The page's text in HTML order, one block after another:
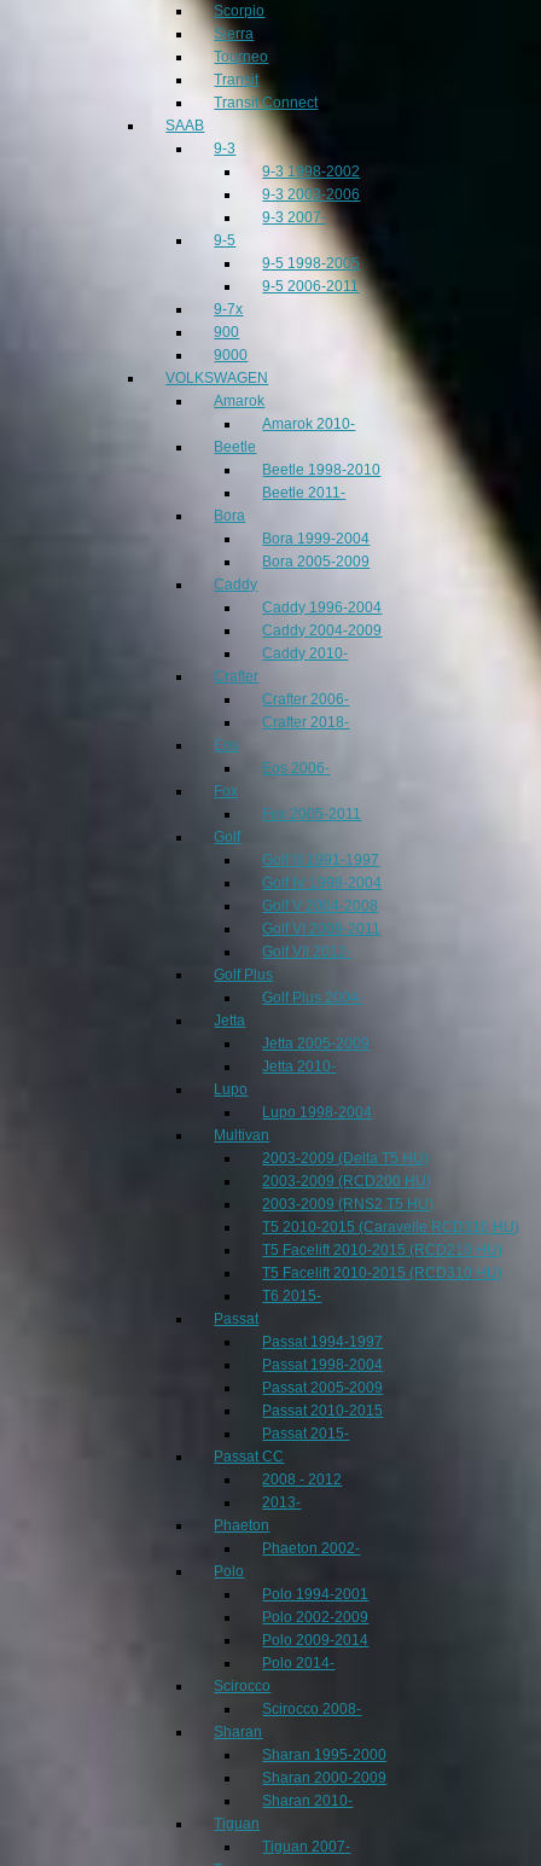
Scorpio
Sierra
Tourneo
Transit
Transit Connect
SAAB
9-3
9-3 1998-2002
9-3 2003-2006
9-3 2007-
9-5
9-5 1998-2005
9-5 2006-2011
9-7x
900
9000
VOLKSWAGEN
Amarok
Amarok 2010-
Beetle
Beetle 1998-2010
Beetle 2011-
Bora
Bora 1999-2004
Bora 2005-2009
Caddy
Caddy 1996-2004
Caddy 2004-2009
Caddy 2010-
Crafter
Crafter 2006-
Crafter 2018-
Eos
Eos 2006-
Fox
Fox 2005-2011
Golf
Golf III 1991-1997
Golf IV 1998-2004
Golf V 2004-2008
Golf VI 2009-2011
Golf VII 2012-
Golf Plus
Golf Plus 2004-
Jetta
Jetta 2005-2009
Jetta 2010-
Lupo
Lupo 1998-2004
Multivan
2003-2009 (Delta T5 HU)
2003-2009 (RCD200 HU)
2003-2009 (RNS2 T5 HU)
T5 2010-2015 (Caravelle RCD310 HU)
T5 Facelift 2010-2015 (RCD210 HU)
T5 Facelift 2010-2015 (RCD310 HU)
T6 2015-
Passat
Passat 1994-1997
Passat 1998-2004
Passat 2005-2009
Passat 2010-2015
Passat 2015-
Passat CC
2008 - 2012
2013-
Phaeton
Phaeton 2002-
Polo
Polo 1994-2001
Polo 2002-2009
Polo 2009-2014
Polo 2014-
Scirocco
Scirocco 2008-
Sharan
Sharan 1995-2000
Sharan 2000-2009
Sharan 2010-
Tiguan
Tiguan 2007-